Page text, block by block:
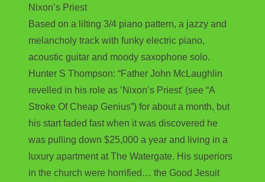
Nixon’s Priest
Based on a lilting 3/4 piano pattern, a jazzy and
melancholy track with funky electric piano,
acoustic guitar and moody saxophone solo.
Hunter S Thompson: “Father John McLaughlin
revelled in his role as ’Nixon’s Priest’ (see “A
Stroke Of Cheap Genius”) for about a month, but
his start faded fast when it was discovered he
was pulling down $25,000 a year and living in a
luxury apartment at The Watergate. His superiors
in the church were horrified… the Good Jesuit